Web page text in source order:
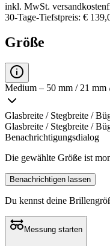
inkl. MwSt.
30-Tage-Tiefstpreis: €
Größe
Medium – 50 mm / 21 mm
Glasbreite / Stegbreite /
Glasbreite / Stegbreite /
Benachrichtigungsdialog
Die gewählte Größe ist
Benachrichtigen lassen
Du kennst deine
Messung starten